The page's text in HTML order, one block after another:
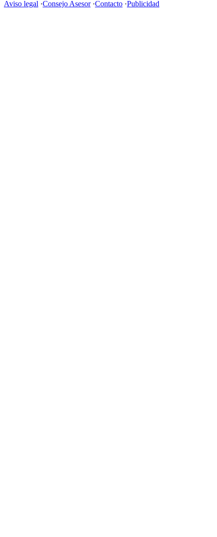
Aviso legal ·Consejo Asesor·Contacto ·Publicidad